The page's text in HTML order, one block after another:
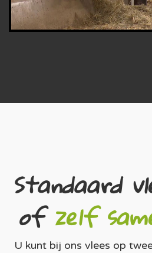
Standaard
ofzelf
U kunt bij ons vlees op